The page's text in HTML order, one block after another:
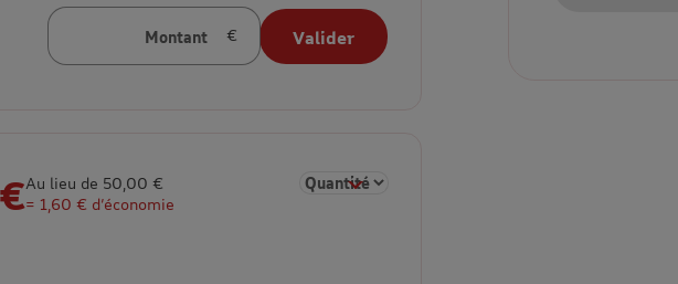
Montant
Valider
Au lieu de 50,00 €
= 1,60 € d’économie
Sélectionner la quantité pour E-carte cadeau de 50€